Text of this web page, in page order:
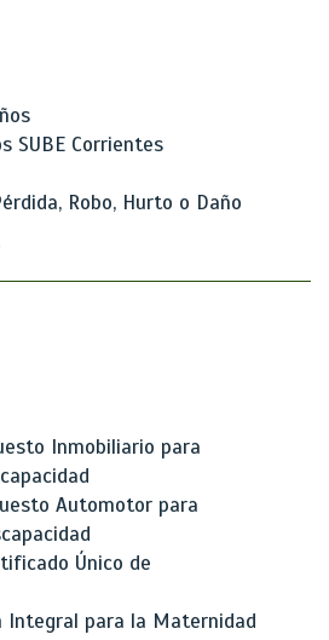
SUBE Corrientes
Robo, Hurto o Daño
Inmobiliario para
Automotor para
Único de
Integral para la Maternidad